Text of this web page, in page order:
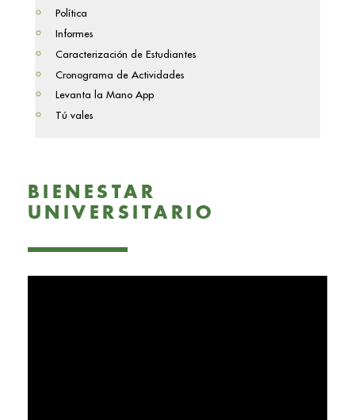
Política
Informes
Caracterización de Estudiantes
Cronograma de Actividades
Levanta la Mano App
Tú vales
BIENESTAR
UNIVERSITARIO